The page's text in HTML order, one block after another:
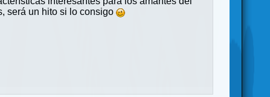
será un hito si lo consigo